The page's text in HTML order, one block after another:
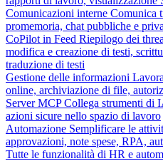
Comunicazioni interne Comunica
promemoria, chat pubbliche e
CoPilot in Feed Riepilogo dei
modifica e creazione di testi,
traduzione di testi
Gestione delle informazioni
online, archiviazione di file,
Server MCP Collega strumenti di
azioni sicure nello spazio di lavoro
Automazione Semplificare le
approvazioni, note spese, RPA,
Tutte le funzionalità di HR e